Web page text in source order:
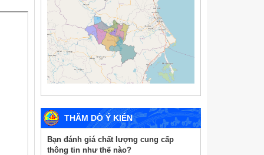
THĂM DÒ Ý KIẾN
Bạn đánh giá chất lượng cung cấp
thông tin như thế nào?